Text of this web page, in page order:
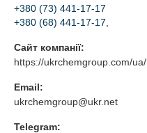
+380 (73) 441-17-17
+380 (68) 441-17-17
Сайт компанії:
https://ukrchemgroup.com/ua/
Email:
ukrchemgroup@ukr.net
Telegram: